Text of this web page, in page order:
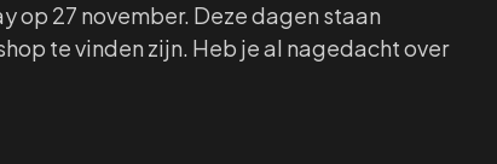
op 27 november. Deze dagen staan
te vinden zijn. Heb je al nagedacht over